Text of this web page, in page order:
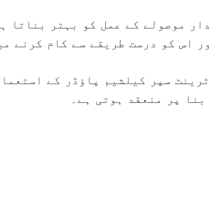
موصولے کے عمل کو بہتر بناتا
اس کو درست طریقے سے کام کرنے
سپر کیلشیم پاؤڈر کے
پر منعقد ہوتی ہے۔